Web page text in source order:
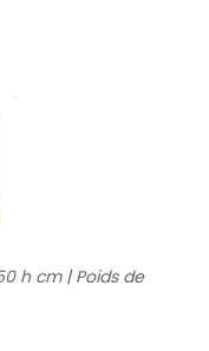
h cm | Poids de